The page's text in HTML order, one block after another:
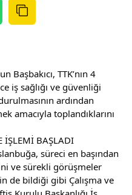
Başbakıcı, TTK’nın 4
iş sağlığı ve güvenliği
ardından
amacıyla toplandıklarını
İŞLEMİ BAŞLADI
süreci en başından
ve sürekli görüşmeler
de bildiği gibi Çalışma ve